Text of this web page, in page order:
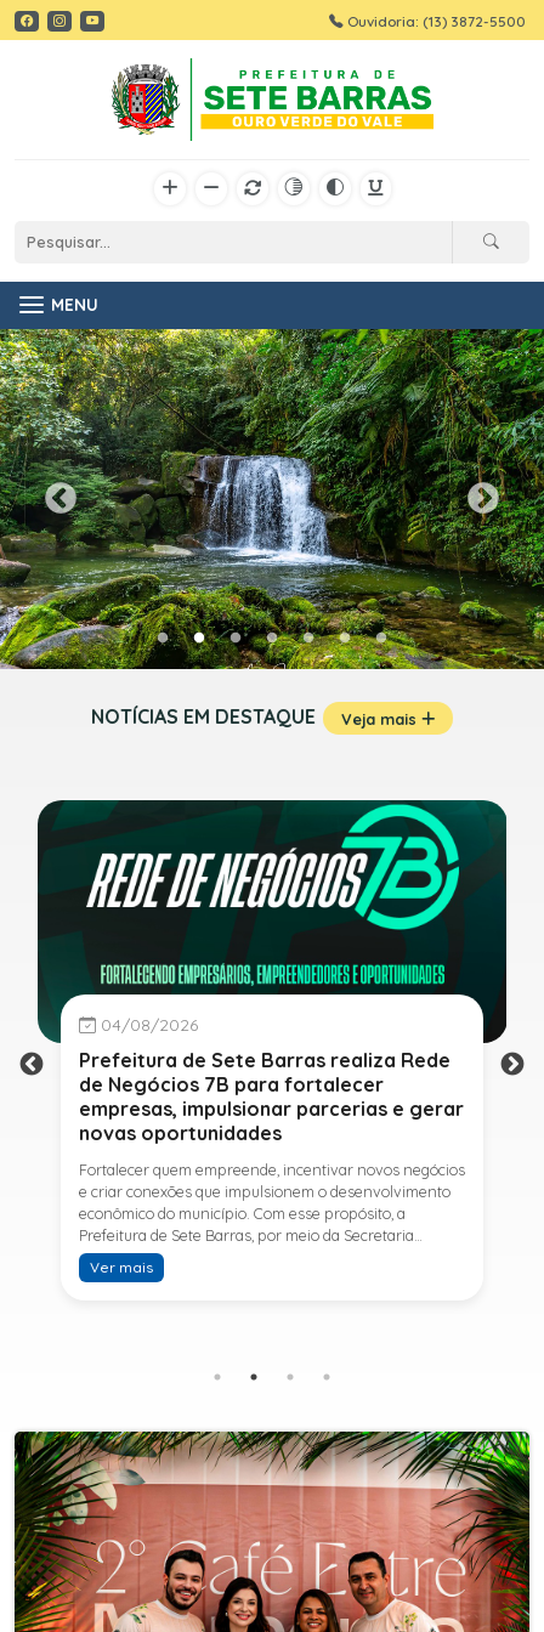
Ouvidoria: (13) 3872-5500
MENU
NOTÍCIAS EM DESTAQUE Veja mais
04/08/2026
Prefeitura de Sete Barras realiza Rede
de Negócios 7B para fortalecer
empresas, impulsionar parcerias e gerar
novas oportunidades
Fortalecer quem empreende, incentivar novos negócios
e criar conexões que impulsionem o desenvolvimento
econômico do município. Com esse propósito, a
Prefeitura de Sete Barras, por meio da Secretaria
Municipal de Turismo e Desenvolvimento Econômico,
promove na próxima terça-feira (11) a Rede de Negócios
telecomunicações e fundador da empresa Seu
Consultor, que compartilhará estratégias para
aumentar resultados, fortalecer relacionamentos
comerciais e ampliar as oportunidades de
negócios.Para a Secretária Municipal de Turismo e
Desenvolvimento Econômico, Edna Carvalho, a Rede de
Negócios 7B representa mais uma iniciativa da gestão
do Prefeito Ítalo Costa para fortalecer o
empreendedorismo e incentivar o crescimento das
Ver mais